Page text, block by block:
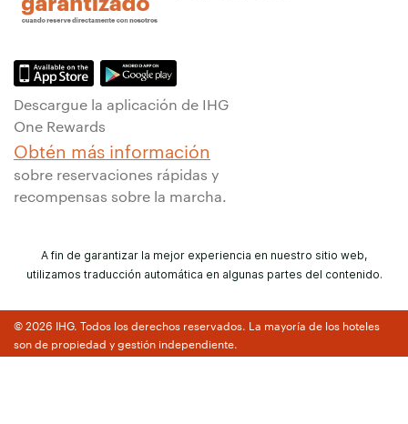
Descargue la aplicación de IHG
One Rewards
Obtén más información
sobre reservaciones rápidas y
recompensas sobre la marcha.
A fin de garantizar la mejor experiencia en nuestro sitio web,
utilizamos traducción automática en algunas partes del contenido.
© 2026 IHG. Todos los derechos reservados. La mayoría de los hoteles
son de propiedad y gestión independiente.